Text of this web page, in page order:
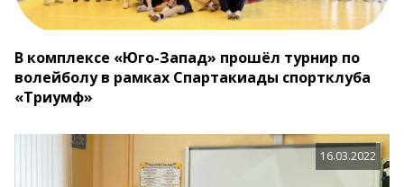
В комплексе «Юго-Запад» прошёл турнир по
волейболу в рамках Спартакиады спортклуба
«Триумф»
16.03.2022